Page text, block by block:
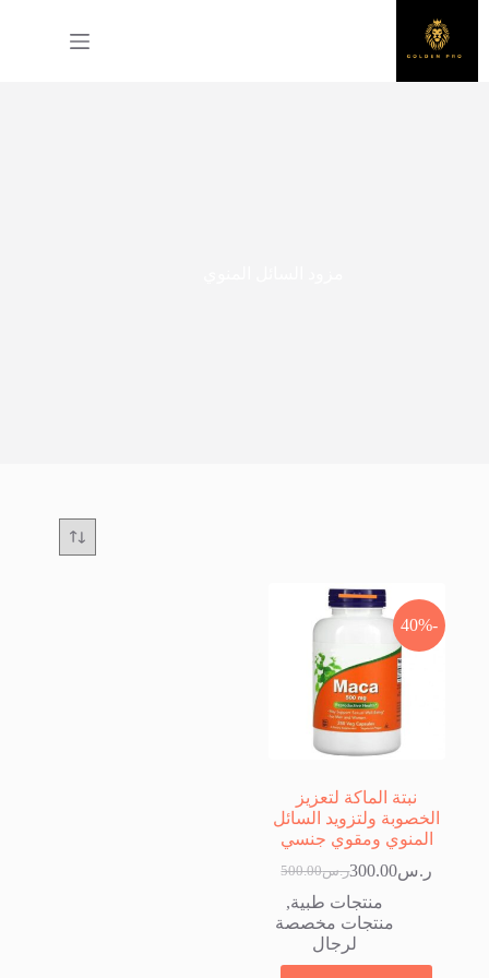
المحتوى
-40%
نبتة الماكة لتعزيز
الخصوبة ولتزويد السائل
المنوي ومقوي جنسي
ر.س500.00السعر
الأصلي
هو:
ر.س500.00.
ر.س300.00السعر
الحالي
هو:
ر.س300.00.
منتجات طبية,
منتجات مخصصة
لرجال